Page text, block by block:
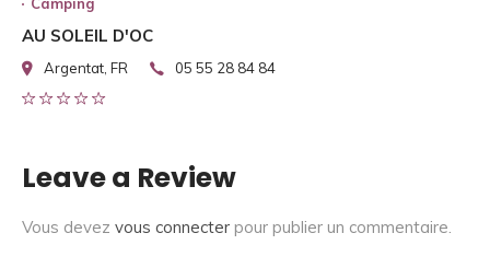
AU SOLEIL D'OC
Argentat, FR 05 55 28 84 84
Leave a Review
Vous devez vous connecter pour publier un commentaire.